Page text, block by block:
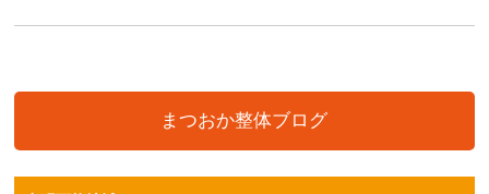
まつおか整体ブログ